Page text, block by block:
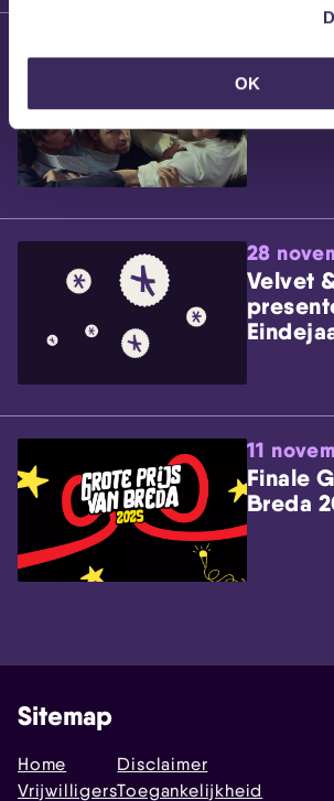
OK
28
Velvet
11
Finale
Breda
Sitemap
Home
Vrijwilligers
Disclaimer
Toegankelijkheid